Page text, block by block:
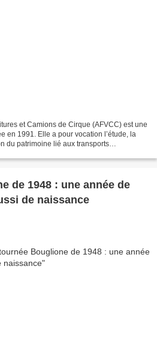
et Camions de Cirque (AFVCC) est une
en 1991. Elle a pour vocation l’étude, la
du patrimoine lié aux transports
de 1948 : une année de
de naissance